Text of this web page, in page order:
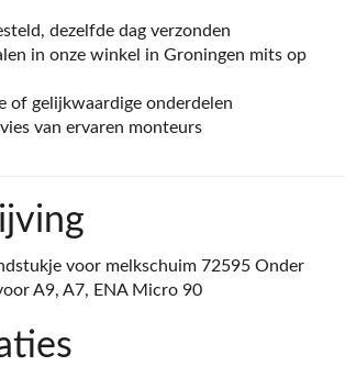
dezelfde dag verzonden
in onze winkel in Groningen mits op
of gelijkwaardige onderdelen
van ervaren monteurs
voor melkschuim 72595 Onder
A9, A7, ENA Micro 90